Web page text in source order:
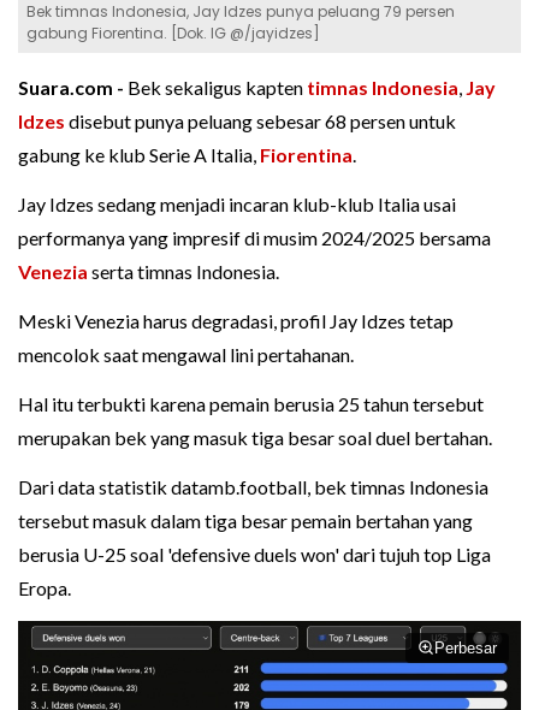
Bek timnas Indonesia, Jay Idzes punya peluang 79 persen
gabung Fiorentina. [Dok. IG @/jayidzes]
Suara.com - Bek sekaligus kapten timnas Indonesia, Jay
Idzes disebut punya peluang sebesar 68 persen untuk
gabung ke klub Serie A Italia, Fiorentina.
Jay Idzes sedang menjadi incaran klub-klub Italia usai
performanya yang impresif di musim 2024/2025 bersama
Venezia serta timnas Indonesia.
Meski Venezia harus degradasi, profil Jay Idzes tetap
mencolok saat mengawal lini pertahanan.
Hal itu terbukti karena pemain berusia 25 tahun tersebut
merupakan bek yang masuk tiga besar soal duel bertahan.
Dari data statistik datamb.football, bek timnas Indonesia
tersebut masuk dalam tiga besar pemain bertahan yang
berusia U-25 soal 'defensive duels won' dari tujuh top Liga
Eropa.
Perbesar